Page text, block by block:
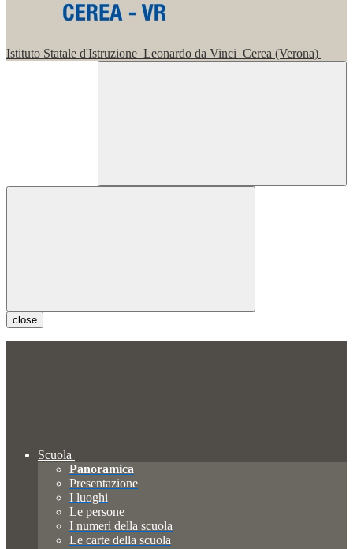
Istituto Statale d'Istruzione Leonardo da Vinci Cerea (Verona)
close
Scuola
Panoramica
Presentazione
I luoghi
Le persone
I numeri della scuola
Le carte della scuola